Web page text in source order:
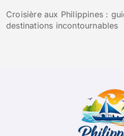
Croisière aux Philippines :
destinations incontournables